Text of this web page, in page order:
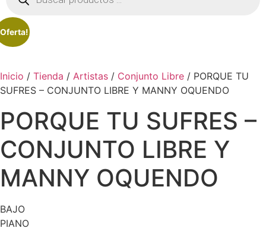
productos
Inicio / Tienda / Artistas / Conjunto Libre / PORQUE TU
SUFRES – CONJUNTO LIBRE Y MANNY OQUENDO
PORQUE TU SUFRES –
CONJUNTO LIBRE Y
MANNY OQUENDO
BAJO
PIANO